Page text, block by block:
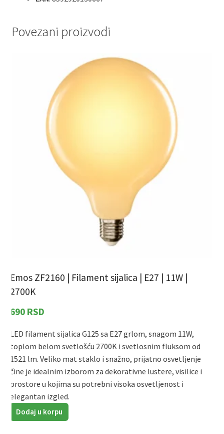
Povezani proizvodi
Emos ZF2160 | Filament sijalica | E27 | 11W |
2700K
690 RSD
LED filament sijalica G125 sa E27 grlom, snagom 11W,
toplom belom svetlošću 2700K i svetlosnim fluksom od
1521 lm. Veliko mat staklo i snažno, prijatno osvetljenje
čine je idealnim izborom za dekorativne lustere, visilice i
prostore u kojima su potrebni visoka osvetljenost i
elegantan izgled.
Dodaj u korpu